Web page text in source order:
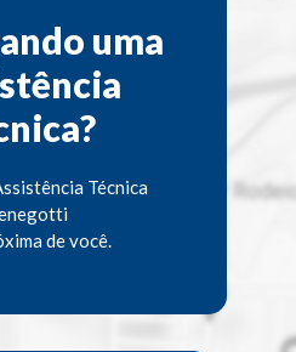
uma
Técnica
de você.